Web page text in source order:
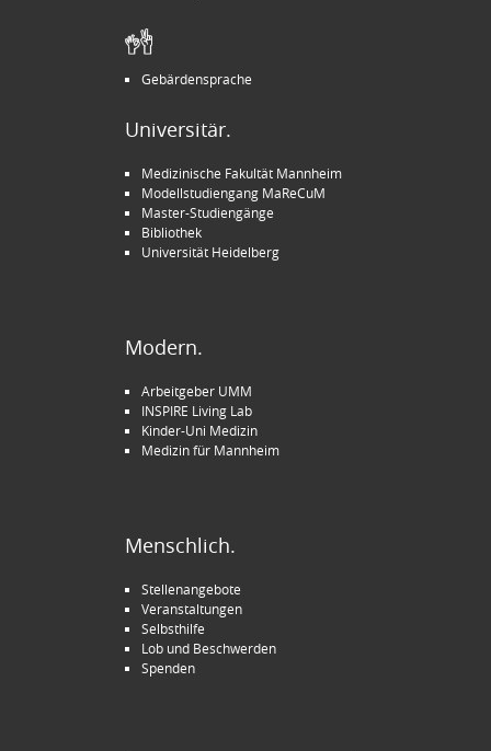
Gebärdensprache
Universitär.
Medizinische Fakultät Mannheim
Modellstudiengang MaReCuM
Master-Studiengänge
Bibliothek
Universität Heidelberg
Modern.
Arbeitgeber UMM
INSPIRE Living Lab
Kinder-Uni Medizin
Medizin für Mannheim
Menschlich.
Stellenangebote
Veranstaltungen
Selbsthilfe
Lob und Beschwerden
Spenden